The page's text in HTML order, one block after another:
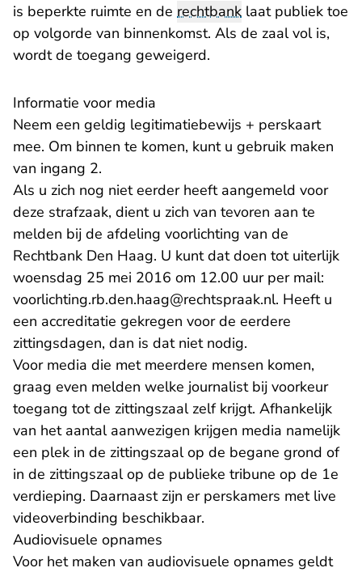
is beperkte ruimte en de rechtbank laat publiek toe
op volgorde van binnenkomst. Als de zaal vol is,
wordt de toegang geweigerd.
Informatie voor media
Neem een geldig legitimatiebewijs + perskaart
mee. Om binnen te komen, kunt u gebruik maken
van ingang 2.
Als u zich nog niet eerder heeft aangemeld voor
deze strafzaak, dient u zich van tevoren aan te
melden bij de afdeling voorlichting van de
Rechtbank Den Haag. U kunt dat doen tot uiterlijk
woensdag 25 mei 2016 om 12.00 uur per mail:
voorlichting.rb.den.haag@rechtspraak.nl- U verlaat
. Heeft u
een accreditatie gekregen voor de eerdere
zittingsdagen, dan is dat niet nodig.
Voor media die met meerdere mensen komen,
graag even melden welke journalist bij voorkeur
toegang tot de zittingszaal zelf krijgt. Afhankelijk
van het aantal aanwezigen krijgen media namelijk
een plek in de zittingszaal op de begane grond of
in de zittingszaal op de publieke tribune op de 1e
verdieping. Daarnaast zijn er perskamers met live
videoverbinding beschikbaar.
Audiovisuele opnames
Voor het maken van audiovisuele opnames geldt